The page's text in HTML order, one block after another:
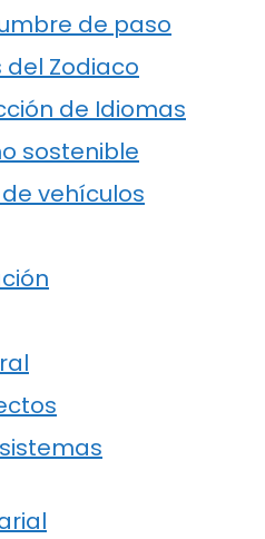
de paso
Zodiaco
de Idiomas
sostenible
vehículos